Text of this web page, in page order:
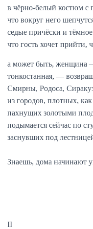
в чёрно-белый костюм с
что вокруг него
седые причёски и
что гость хочет
а может быть, женщина
тонкостанная, —
Смирны, Родоса,
из городов, плотных,
пахнущих золотыми
подымается сейчас по
заснувших под
Знаешь, дома начинают
II